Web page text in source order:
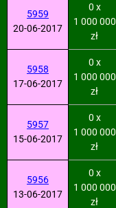
5959
20-06-2017
0 x
1 000 000
zł
5958
17-06-2017
0 x
1 000 000
zł
5957
15-06-2017
0 x
1 000 000
zł
5956
13-06-2017
0 x
1 000 000
zł